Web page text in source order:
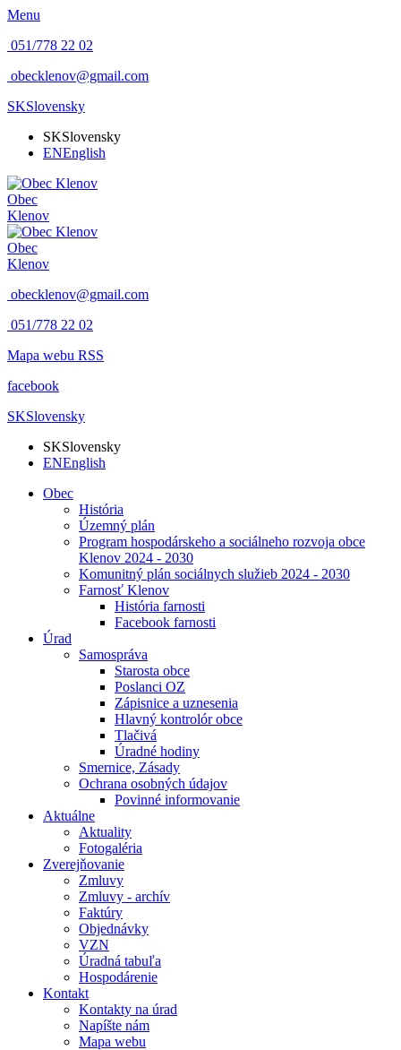
Menu
051/778 22 02
obecklenov@gmail.com
SKSlovensky
SKSlovensky
ENEnglish
Obec
Klenov
Obec
Klenov
obecklenov@gmail.com
051/778 22 02
Mapa webu RSS
facebook
SKSlovensky
SKSlovensky
ENEnglish
Obec
História
Územný plán
Program hospodárskeho a sociálneho rozvoja obce
Klenov 2024 - 2030
Komunitný plán sociálnych služieb 2024 - 2030
Farnosť Klenov
História farnosti
Facebook farnosti
Úrad
Samospráva
Starosta obce
Poslanci OZ
Zápisnice a uznesenia
Hlavný kontrolór obce
Tlačivá
Úradné hodiny
Smernice, Zásady
Ochrana osobných údajov
Povinné informovanie
Aktuálne
Aktuality
Fotogaléria
Zverejňovanie
Zmluvy
Zmluvy - archív
Faktúry
Objednávky
VZN
Úradná tabuľa
Hospodárenie
Kontakt
Kontakty na úrad
Napíšte nám
Mapa webu